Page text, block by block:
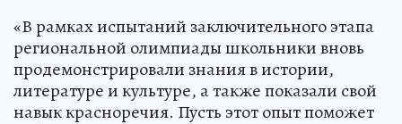
«В рамках испытаний заключительного этапа
региональной олимпиады школьники вновь
продемонстрировали знания в истории,
литературе и культуре, а также показали свой
навык красноречия. Пусть этот опыт поможет